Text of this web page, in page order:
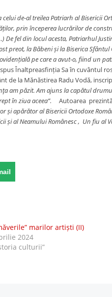
de-al treilea Patriarh al Bisericii
prin începerea lucrărilor de
fel din locul acesta, Patriarhul
preot, la Băbeni și la Biserica
pe care a avut-o, fiind un
Înaltpreasfinția Sa în cuvântul
de la Mănăstirea Radu Vodă,
am păzit. Am ajuns la capătul
în ziua aceea”.
Autoarea
și apărător al Bisericii Ortodoxe
și al Neamului Românesc , Un fiu al
marilor artiști (II)
2024
culturii”